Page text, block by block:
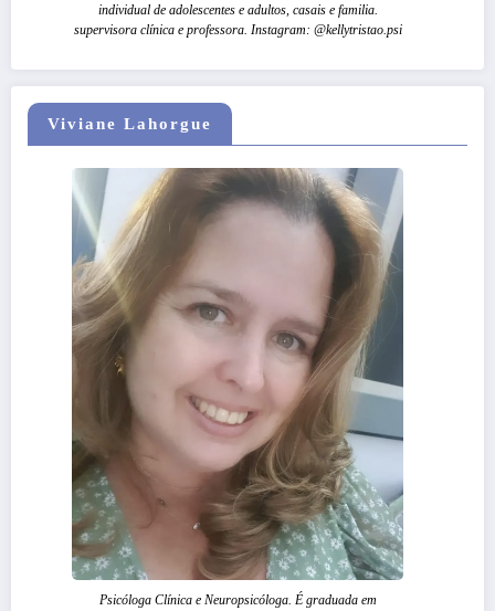
individual de adolescentes e adultos, casais e familia.
supervisora clínica e professora. Instagram: @kellytristao.psi
Viviane Lahorgue
Psicóloga Clínica e Neuropsicóloga. É graduada em